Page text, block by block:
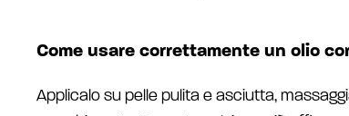
Come usare correttamente un olio
Applicalo su pelle pulita e asciutta,